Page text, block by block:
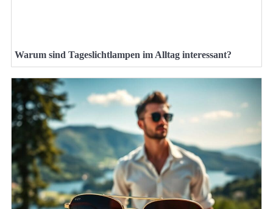
Warum sind Tageslichtlampen im Alltag interessant?